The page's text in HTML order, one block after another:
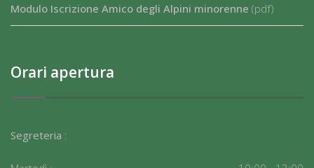
Modulo Iscrizione Amico degli Alpini minorenne (pdf)
Orari apertura
Segreteria :